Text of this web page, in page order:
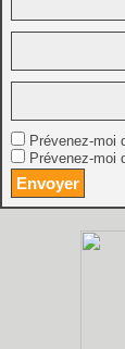
Prévenez-moi
Prévenez-moi